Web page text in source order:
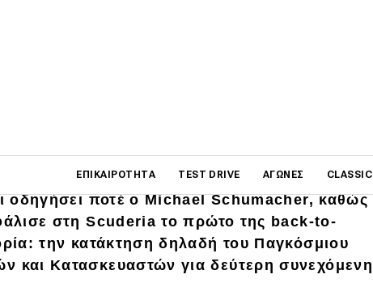
ΕΠΙΚΑΙΡΌΤΗΤΑ TEST DRIVE ΑΓΏΝΕΣ CLASSIC
από πολλούς ως το κορυφαίο μονοθέσιο
οδηγήσει ποτέ ο Michael Schumacher, καθώς
στη Scuderia το πρώτο της back-to-
την κατάκτηση δηλαδή του Παγκόσμιου
και Κατασκευαστών για δεύτερη συνεχόμενη